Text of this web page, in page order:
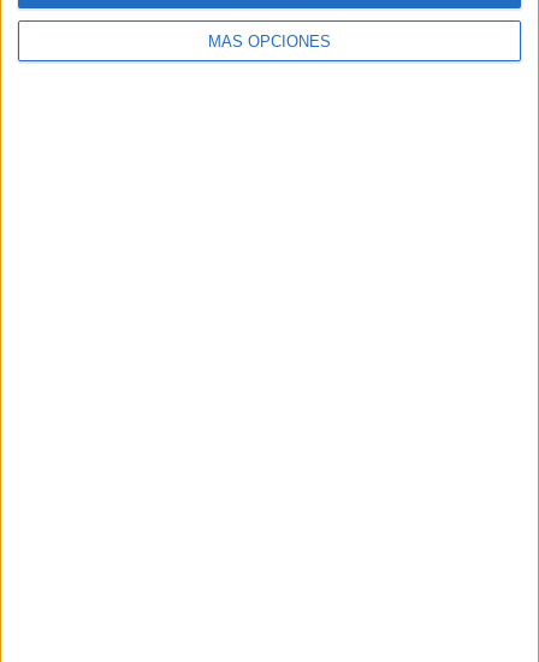
MÁS OPCIONES